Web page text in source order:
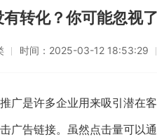
转化？你可能忽视
时间： 2025-03-12 18:53:29
广是许多企业用来吸引潜在
广告链接。虽然点击量可以